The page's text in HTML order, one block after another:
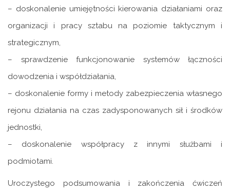
– doskonalenie umiejętności kierowania działaniami oraz
organizacji i pracy sztabu na poziomie taktycznym i
strategicznym,
– sprawdzenie funkcjonowanie systemów łączności
dowodzenia i współdziałania,
– doskonalenie formy i metody zabezpieczenia własnego
rejonu działania na czas zadysponowanych sił i środków
jednostki,
– doskonalenie współpracy z innymi służbami i
podmiotami.
Uroczystego podsumowania i zakończenia ćwiczeń